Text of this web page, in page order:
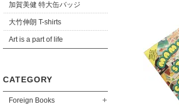
加賀美健 特大缶バッジ
大竹伸朗 T-shirts
Art is a part of life
CATEGORY
Foreign Books